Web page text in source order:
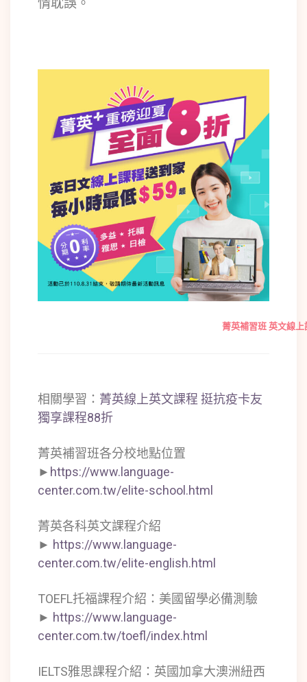
情耽誤。
菁英補習班 英文線
相關學習： 菁英線上英文課程 挺抗疫卡友
獨享課程88折
菁英補習班各分校地點位置
► https://www.language-
center.com.tw/elite-school.html
菁英各科英文課程介紹
► https://www.language-
center.com.tw/elite-english.html
TOEFL托福課程介紹：美國留學必備測驗
► https://www.language-
center.com.tw/toefl/index.html
IELTS雅思課程介紹：英國加拿大澳洲紐西